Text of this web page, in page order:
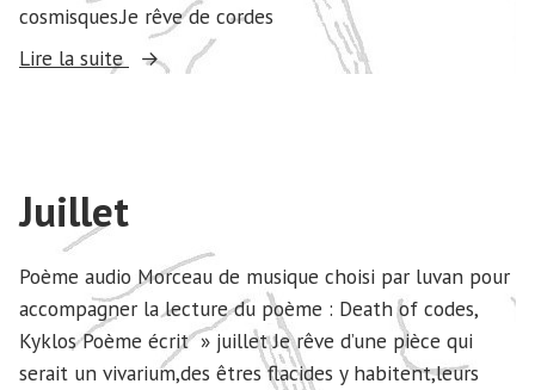
cosmisques.Je rêve de cordes
Lire la suite
« Août »
Juillet
Poème audio Morceau de musique choisi par luvan pour
accompagner la lecture du poème : Death of codes,
Kyklos Poème écrit » juillet Je rêve d’une pièce qui
serait un vivarium,des êtres flacides y habitent,leurs